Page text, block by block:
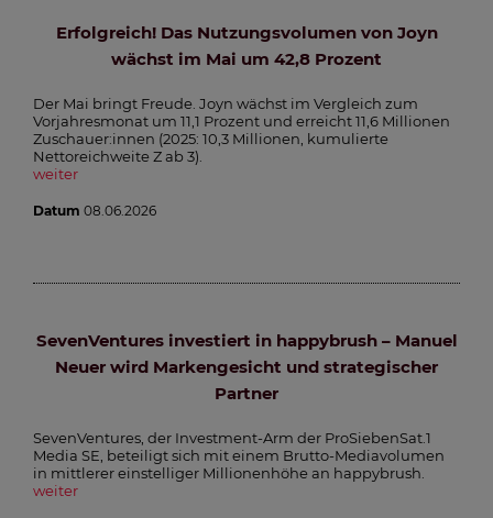
Erfolgreich! Das Nutzungsvolumen von Joyn
wächst im Mai um 42,8 Prozent
Der Mai bringt Freude. Joyn wächst im Vergleich zum
Vorjahresmonat um 11,1 Prozent und erreicht 11,6 Millionen
Zuschauer:innen (2025: 10,3 Millionen, kumulierte
Nettoreichweite Z ab 3).
weiter
Datum 08.06.2026
SevenVentures investiert in happybrush – Manuel
Neuer wird Markengesicht und strategischer
Partner
SevenVentures, der Investment-Arm der ProSiebenSat.1
Media SE, beteiligt sich mit einem Brutto-Mediavolumen
in mittlerer einstelliger Millionenhöhe an happybrush.
weiter